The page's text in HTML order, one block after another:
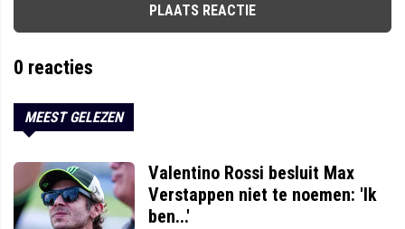
PLAATS REACTIE
0 reacties
MEEST GELEZEN
Valentino Rossi besluit Max
Verstappen niet te noemen: 'Ik
ben...'